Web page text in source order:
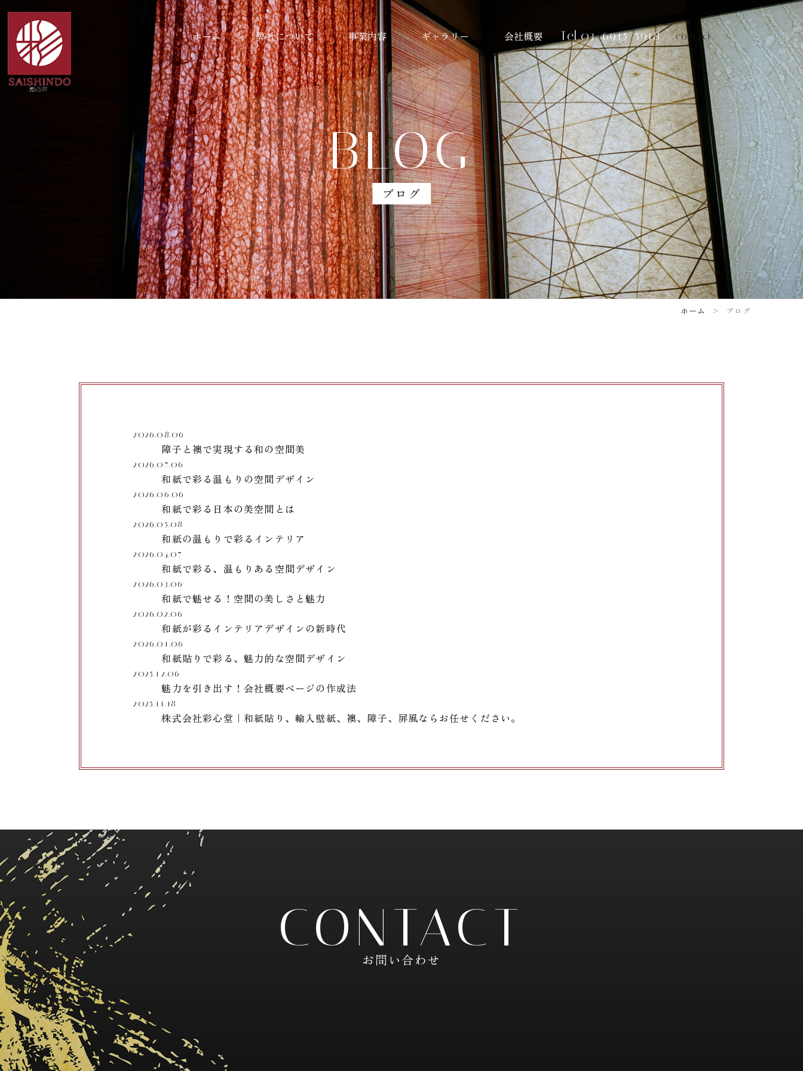
ホーム 弊社について 事業内容 ギャラリー 会社概要 Tel.03-6915-5918 contact
BLOG
ブログ
ホーム ブログ
2026.08.06
障子と襖で実現する和の空間美
2026.07.06
和紙で彩る温もりの空間デザイン
2026.06.06
和紙で彩る日本の美空間とは
2026.05.08
和紙の温もりで彩るインテリア
2026.04.07
和紙で彩る、温もりある空間デザイン
2026.03.06
和紙で魅せる！空間の美しさと魅力
2026.02.06
和紙が彩るインテリアデザインの新時代
2026.01.06
和紙貼りで彩る、魅力的な空間デザイン
2025.12.06
魅力を引き出す！会社概要ページの作成法
2025.11.18
株式会社彩心堂｜和紙貼り、輸入壁紙、襖、障子、屏風ならお任せください。
CONTACT
お問い合わせ